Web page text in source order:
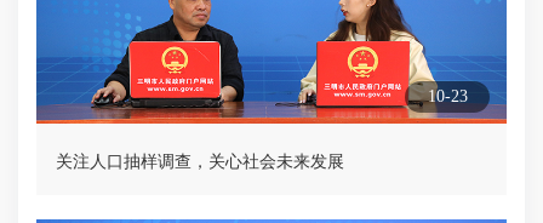
10-23
关注人口抽样调查，关心社会未来发展